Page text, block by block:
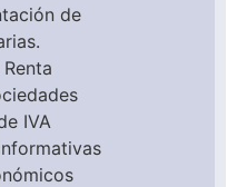
de
IVA